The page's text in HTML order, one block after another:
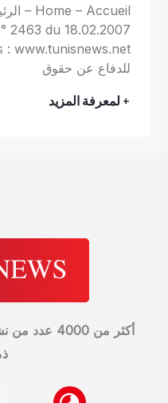
2463 du 18.02.2007
للدفاع عن حقوق
+ لمعرفة المزيد
أكثر من